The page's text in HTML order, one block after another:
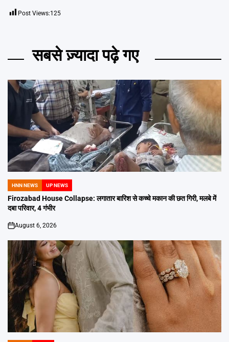
Post Views:125
सबसे ज़्यादा पढ़े गए
POSTED
IN
HNN NEWS UP NEWS
Firozabad House Collapse: लगातार बारिश से कच्चे मकान की छत गिरी, मलबे में
दबा परिवार, 4 गंभीर
on
August 6, 2026